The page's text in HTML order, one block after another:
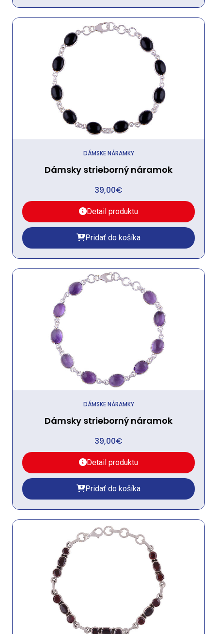
DÁMSKE NÁRAMKY
Dámsky strieborný náramok
39,00€
Detail produktu
Pridať do košíka
DÁMSKE NÁRAMKY
Dámsky strieborný náramok
39,00€
Detail produktu
Pridať do košíka